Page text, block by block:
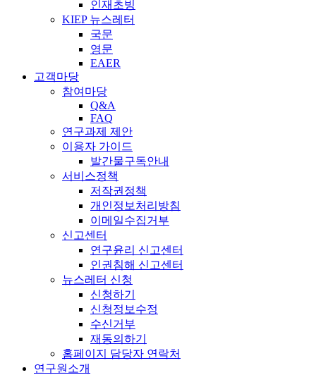
인재초빙
KIEP 뉴스레터
국문
영문
EAER
고객마당
참여마당
Q&A
FAQ
연구과제 제안
이용자 가이드
발간물구독안내
서비스정책
저작권정책
개인정보처리방침
이메일수집거부
신고센터
연구윤리 신고센터
인권침해 신고센터
뉴스레터 신청
신청하기
신청정보수정
수신거부
재동의하기
홈페이지 담당자 연락처
연구원소개